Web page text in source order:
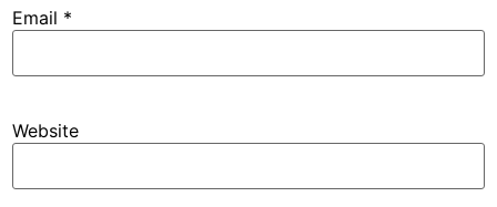
Email *
Website